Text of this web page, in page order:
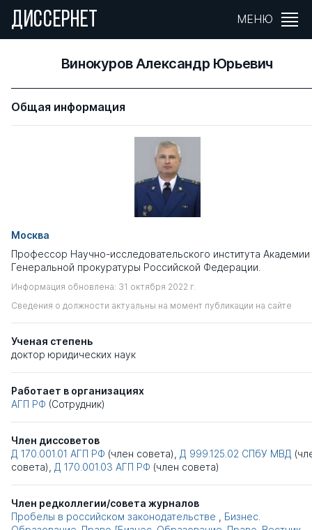
ДИССЕРНЕТ МЕНЮ
Винокуров Александр Юрьевич
Общая информация
Москва
Профессор Научно-исследовательского института Академии
Генеральной прокуратуры Российской Федерации.
Информация обновлена: 31 октября 2022 г.
Сведения о должности актуальны на момент публикации на сайте
Ученая степень
доктор юридических наук
Работает в организациях
АГП РФ (Сотрудник)
Член диссоветов
Д 170.001.01 АГП РФ (член совета), Д 999.125.02 СПбУ МВД
совета), Д 170.001.03 АГП РФ (член совета)
Член редколлегии/совета журналов
Пробелы в российском законодательстве
Бизнес.